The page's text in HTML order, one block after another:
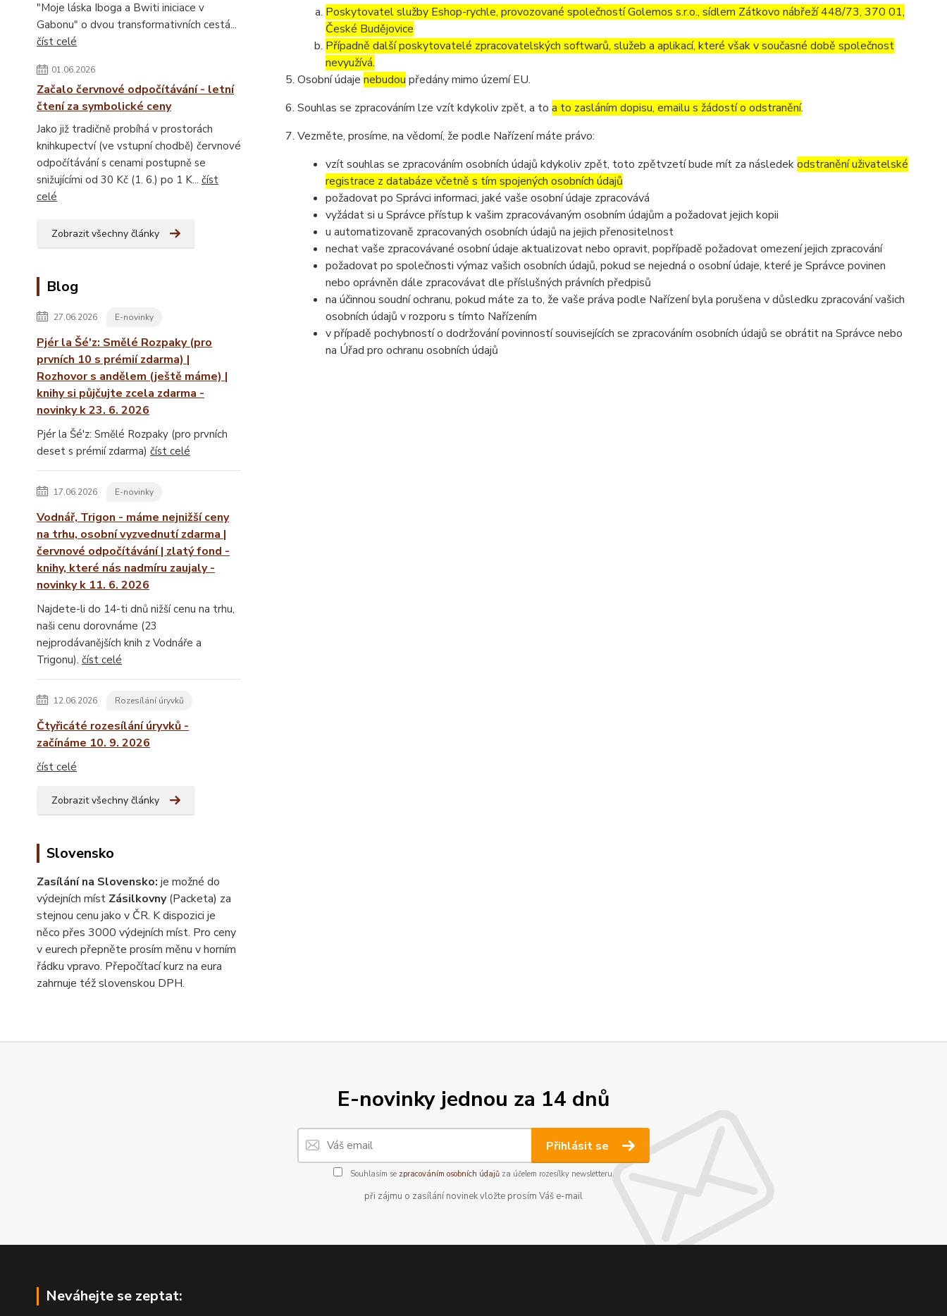
"Moje láska Iboga a Bwiti iniciace v
Gabonu" o dvou transformativních cestá...
číst celé
01.06.2026
Začalo červnové odpočítávání - letní
čtení za symbolické ceny
Jako již tradičně probíhá v prostorách
knihkupectví (ve vstupní chodbě) červnové
odpočítávání s cenami postupně se
snižujícími od 30 Kč (1. 6.) po 1 K... číst
celé
Zobrazit všechny články
Blog
27.06.2026 E-novinky
Pjér la Šé'z: Smělé Rozpaky (pro
prvních 10 s prémií zdarma) |
Rozhovor s andělem (ještě máme) |
knihy si půjčujte zcela zdarma -
novinky k 23. 6. 2026
Pjér la Šé'z: Smělé Rozpaky (pro prvních
deset s prémií zdarma) číst celé
17.06.2026 E-novinky
Vodnář, Trigon - máme nejnižší ceny
na trhu, osobní vyzvednutí zdarma |
červnové odpočítávání | zlatý fond -
knihy, které nás nadmíru zaujaly -
novinky k 11. 6. 2026
Najdete-li do 14-ti dnů nižší cenu na trhu,
naši cenu dorovnáme (23
nejprodávanějších knih z Vodnáře a
Trigonu). číst celé
12.06.2026 Rozesílání úryvků
Čtyřicáté rozesílání úryvků -
začínáme 10. 9. 2026
číst celé
Zobrazit všechny články
Slovensko
Zasílání na Slovensko: je možné do
výdejních míst Zásilkovny(Packeta) za
stejnou cenu jako v ČR. K dispozici je
něco přes 3000 výdejních míst. Pro ceny
v eurech přepněte prosím měnu v horním
řádku vpravo. Přepočítací kurz na eura
zahrnuje též slovenskou DPH.
Poskytovatel služby Eshop-rychle, provozované společností Golemos s.r.o., sídlem Zátkovo nábřeží 448/73, 370 01,
České Budějovice
Případně další poskytovatelé zpracovatelských softwarů, služeb a aplikací, které však v současné době společnost
nevyužívá.
Osobní údaje nebudou předány mimo území EU.
Souhlas se zpracováním lze vzít kdykoliv zpět, a to a to zasláním dopisu, emailu s žádostí o odstranění.
Vezměte, prosíme, na vědomí, že podle Nařízení máte právo:
vzít souhlas se zpracováním osobních údajů kdykoliv zpět, toto zpětvzetí bude mít za následekodstranění uživatelské
registrace z databáze včetně s tím spojených osobních údajů
požadovat po Správci informaci, jaké vaše osobní údaje zpracovává
vyžádat si u Správce přístup k vašim zpracovávaným osobním údajům a požadovat jejich kopii
u automatizovaně zpracovaných osobních údajů na jejich přenositelnost
nechat vaše zpracovávané osobní údaje aktualizovat nebo opravit, popřípadě požadovat omezení jejich zpracování
požadovat po společnosti výmaz vašich osobních údajů, pokud se nejedná o osobní údaje, které je Správce povinen
nebo oprávněn dále zpracovávat dle příslušných právních předpisů
na účinnou soudní ochranu, pokud máte za to, že vaše práva podle Nařízení byla porušena v důsledku zpracování vašich
osobních údajů v rozporu s tímto Nařízením
v případě pochybností o dodržování povinností souvisejících se zpracováním osobních údajů se obrátit na Správce nebo
na Úřad pro ochranu osobních údajů
E-novinky jednou za 14 dnů
Přihlásit se
Souhlasím se zpracováním osobních údajůza účelem rozesílky newsletteru.
při zájmu o zasílání novinek vložte prosím Váš e-mail
Neváhejte se zeptat: